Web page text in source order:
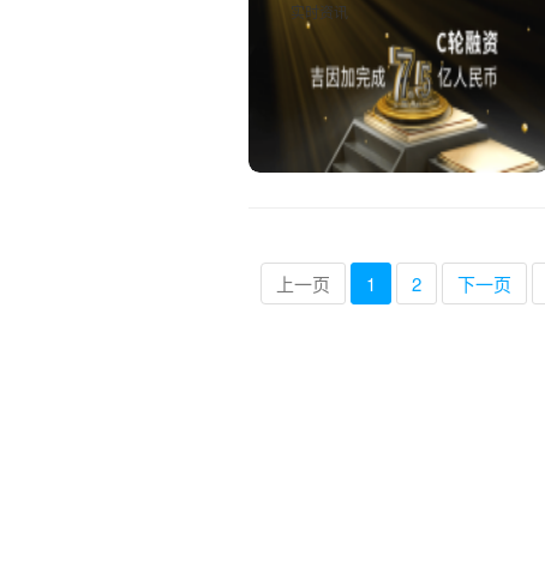
实时资讯
上一页 1 2 下一页